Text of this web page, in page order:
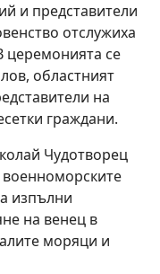
и представители
отслужиха
церемонията се
областният
на
граждани.
Чудотворец
военноморските
изпълни
на венец в
моряци и